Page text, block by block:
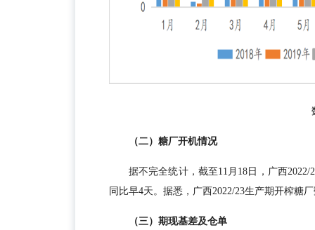
（二）糖厂开机情况
据不完全统计，截至11月18日，广西
同比早4天。据悉，广西2022/23生产期开榨糖
（三）期现基差及仓单